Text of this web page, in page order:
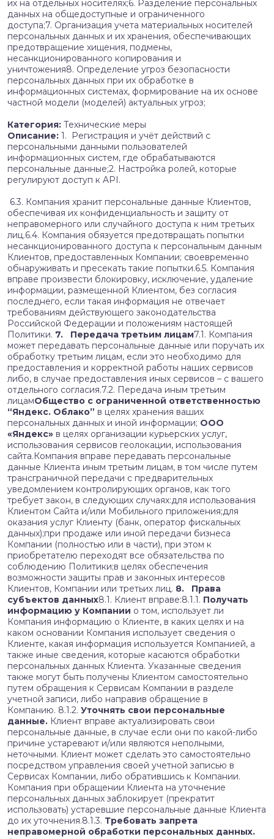
их на отдельных носителях;6. Разделение персональных
данных на общедоступные и ограниченного
доступа;7. Организация учета материальных носителей
персональных данных и их хранения, обеспечивающих
предотвращение хищения, подмены,
несанкционированного копирования и
уничтожения8. Определение угроз безопасности
персональных данных при их обработке в
информационных системах, формирование на их основе
частной модели (моделей) актуальных угроз;
Категория: Технические меры
Описание: 1. Регистрация и учёт действий c
персональными данными пользователей
информационных систем, где обрабатываются
персональные данные;2. Настройка ролей, которые
регулируют доступ к API.
6.3. Компания хранит персональные данные Клиентов,
обеспечивая их конфиденциальность и защиту от
неправомерного или случайного доступа к ним третьих
лиц.6.4. Компания обязуется предотвращать попытки
несанкционированного доступа к персональным данным
Клиентов, предоставленных Компании; своевременно
обнаруживать и пресекать такие попытки.6.5. Компания
вправе произвести блокировку, исключение, удаление
информации, размещенной Клиентом, без согласия
последнего, если такая информация не отвечает
требованиям действующего законодательства
Российской Федерации и положениям настоящей
Политики. 7. Передача третьим лицам7.1. Компания
может передавать персональные данные или поручать их
обработку третьим лицам, если это необходимо для
предоставления и корректной работы наших сервисов
либо, в случае предоставления иных сервисов – с вашего
отдельного согласия.7.2. Передача иным третьим
лицамОбщество с ограниченной ответственностью
“Яндекс. Облако” в целях хранения ваших
персональных данных и иной информации; ООО
«Яндекс» в целях организации курьерских услуг,
использования сервисов геолокации, использования
сайта.Компания вправе передавать персональные
данные Клиента иным третьим лицам, в том числе путем
трансграничной передачи с предварительных
уведомлением контролирующих органов, как того
требует закон, в следующих случаях:для использования
Клиентом Сайта и/или Мобильного приложения;для
оказания услуг Клиенту (банк, оператор фискальных
данных);при продаже или иной передачи бизнеса
Компании (полностью или в части), при этом к
приобретателю переходят все обязательства по
соблюдению Политики;в целях обеспечения
возможности защиты прав и законных интересов
Клиентов, Компании или третьих лиц. 8. Права
субъектов данных8.1. Клиент вправе:8.1.1. Получать
информацию у Компании о том, использует ли
Компания информацию о Клиенте, в каких целях и на
каком основании Компания использует сведения о
Клиенте, какая информация используется Компанией, а
также иные сведения, которые касаются обработки
персональных данных Клиента. Указанные сведения
также могут быть получены Клиентом самостоятельно
путем обращения к Сервисам Компании в разделе
учетной записи, либо направив обращение в
Компанию. 8.1.2. Уточнять свои персональные
данные. Клиент вправе актуализировать свои
персональные данные, в случае если они по какой-либо
причине устаревают и/или являются неполными,
неточными. Клиент может сделать это самостоятельно
посредством управления своей учетной записью в
Сервисах Компании, либо обратившись к Компании.
Компания при обращении Клиента на уточнение
персональных данных заблокирует (прекратит
использовать) устаревшие персональные данные Клиента
до их уточнения.8.1.3. Требовать запрета
неправомерной обработки персональных данных.